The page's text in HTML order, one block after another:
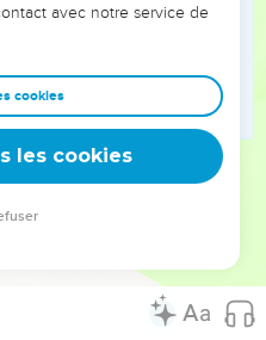
en personne je
et il me sera favorable. Mes
autre. Au plus profond de
le poursuivions-
avec notre service de
cookies
les cookies